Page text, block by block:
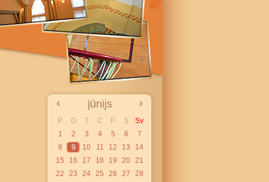
jūnijs
P O T C P S
Sv
1
2 3 4 5 6
7
8
9 10 11 12 13
14
15
16 17 18 19 20 21
22
23 24 25 26 27
28